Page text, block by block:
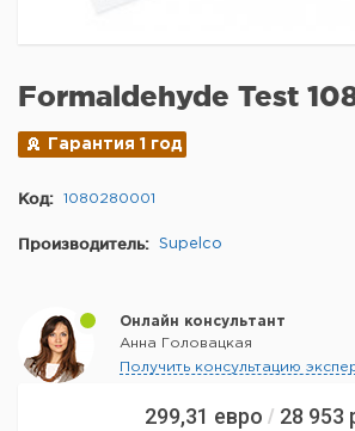
299,31 евро / 28 953
Formaldehyde Test
Гарантия 1 год
Код: 1080280001
Производитель: Supelco
Онлайн консультант
Анна Головацкая
Получить консультацию